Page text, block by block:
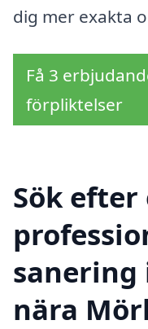
dig mer exakta
Få 3
förpliktelser
Sök efter
sanering
nära